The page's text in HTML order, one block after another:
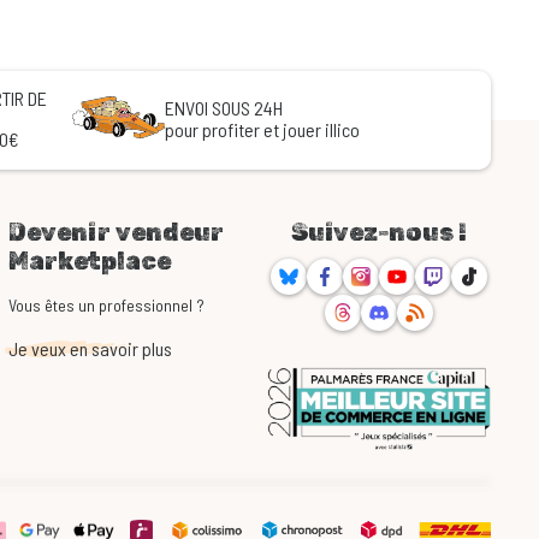
DE
ENVOI SOUS 24H
pour profiter et jouer illico
Devenir vendeur
Marketplace
Vous êtes un professionnel ?
Je veux en savoir plus
Suivez-nous !
BlueskyFacebookInstagram
YoutubeTwitchTikTok
ThreadsDiscord
RSS